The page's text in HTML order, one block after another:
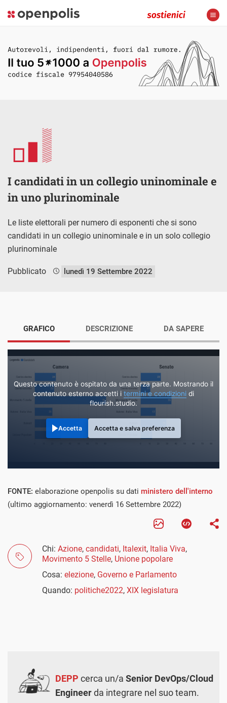
I candidati in un collegio uninominale e
in uno plurinominale
Le liste elettorali per numero di esponenti che si sono
candidati in un collegio uninominale e in un solo collegio
plurinominale
Pubblicato lunedì 19 Settembre 2022
GRAFICO
Questo contenuto è ospitato da una terza parte. Mostrando il
contenuto esterno accetti i termini e condizioni di
flourish.studio.
Accetta Accetta e salva preferenza
DESCRIZIONE DA SAPERE
FONTE: elaborazione openpolis su dati ministero dell'interno
(ultimo aggiornamento: venerdì 16 Settembre 2022)
Chi: Azione, candidati, Italexit, Italia Viva,
Movimento 5 Stelle, Unione popolare
Cosa: elezione, Governo e Parlamento
Quando: politiche2022, XIX legislatura
DEPP cerca un/a Senior DevOps/Cloud
Engineerda integrare nel suo team.